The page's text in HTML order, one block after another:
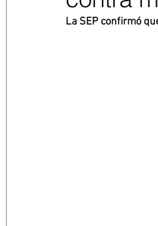
La SEP confirmó